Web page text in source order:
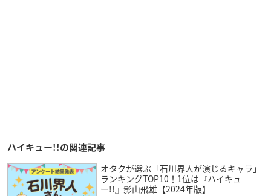
ハイキュー!!の関連記事
オタクが選ぶ「石川界人が演じるキャラ」
ランキングTOP10！1位は『ハイキュ
ー!!』影山飛雄【2024年版】